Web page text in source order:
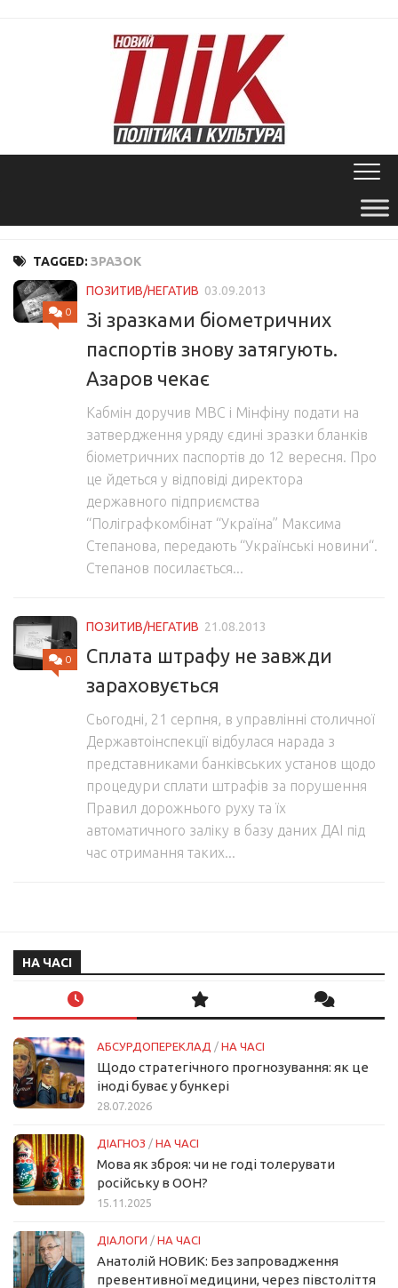
TAGGED: ЗРАЗОК
0
ПОЗИТИВ/НЕГАТИВ 03.09.2013
Зі зразками біометричних
паспортів знову затягують.
Азаров чекає
Кабмін доручив МВС і Мінфіну подати на
затвердження уряду єдині зразки бланків
біометричних паспортів до 12 вересня. Про
це йдеться у відповіді директора
державного підприємства
“Поліграфкомбінат “Україна” Максима
Степанова, передають “Українські новини“.
Степанов посилається...
0
ПОЗИТИВ/НЕГАТИВ 21.08.2013
Сплата штрафу не завжди
зараховується
Сьогодні, 21 серпня, в управлінні столичної
Державтоінспекції відбулася нарада з
представниками банківських установ щодо
процедури сплати штрафів за порушення
Правил дорожнього руху та їх
автоматичного заліку в базу даних ДАІ під
час отримання таких...
НА ЧАСІ
АБСУРДОПЕРЕКЛАД / НА ЧАСІ
Щодо стратегічного прогнозування: як це
іноді буває у бункері
28.07.2026
ДІАГНОЗ / НА ЧАСІ
Мова як зброя: чи не годі толерувати
російську в ООН?
15.11.2025
ДІАЛОГИ / НА ЧАСІ
Анатолій НОВИК: Без запровадження
превентивної медицини, через півстоліття